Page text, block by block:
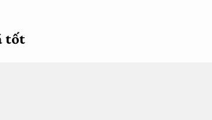
tốt